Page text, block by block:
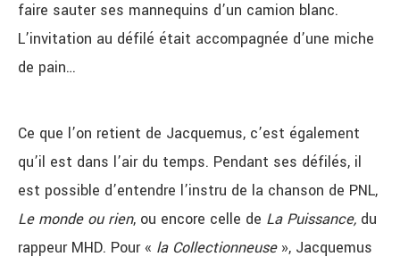
faire sauter ses mannequins d’un camion blanc.
L’invitation au défilé était accompagnée d’une miche
de pain…
Ce que l’on retient de Jacquemus, c’est également
qu’il est dans l’air du temps. Pendant ses défilés, il
est possible d’entendre l’instru de la chanson de PNL,
Le monde ou rien, ou encore celle de La Puissance, du
rappeur MHD. Pour « la Collectionneuse», Jacquemus